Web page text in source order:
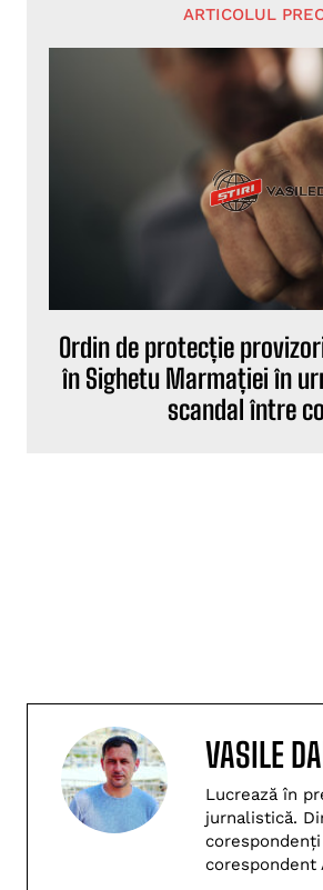
ARTICOLUL
Ordin de protecție
în Sighetu Marmației în
scandal între
VASILE
Lucrează în
jurnalistică.
corespondent